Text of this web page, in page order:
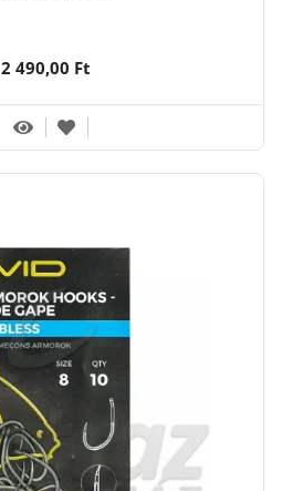
2 490,00 Ft